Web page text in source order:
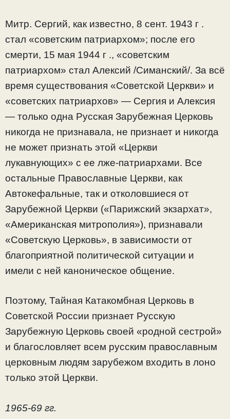
Митр. Сергий, как известно, 8 сент. 1943 г .
стал «советским патриархом»; после его
смерти, 15 мая 1944 г ., «советским
патриархом» стал Алексий /Симанский/. За всё
время существования «Советской Церкви» и
«советских патриархов» — Сергия и Алексия
— только одна Русская Зарубежная Церковь
никогда не признавала, не признает и никогда
не может признать этой «Церкви
лукавнующих» с ее лже-патриархами. Все
остальные Православные Церкви, как
Автокефальные, так и отколовшиеся от
Зарубежной Церкви («Парижский экзархат»,
«Американская митрополия»), признавали
«Советскую Церковь», в зависимости от
благоприятной политической ситуации и
имели с ней каноническое общение.
Поэтому, Тайная Катакомбная Церковь в
Советской России признает Русскую
Зарубежную Церковь своей «родной сестрой»
и благословляет всем русским православным
церковным людям зарубежом входить в лоно
только этой Церкви.
1965-69 гг.